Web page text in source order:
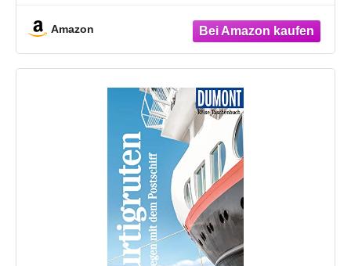
Souvenir / Schiff Reise Logbuch zum
Selberschreiben
Amazon